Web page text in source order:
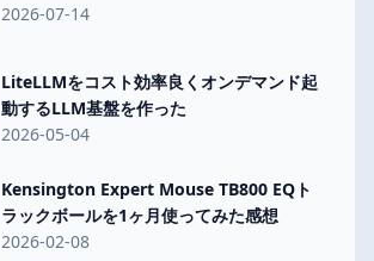
2026-07-14
LiteLLMをコスト効率良くオンデマンド起
動するLLM基盤を作った
2026-05-04
Kensington Expert Mouse TB800 EQト
ラックボールを1ヶ月使ってみた感想
2026-02-08